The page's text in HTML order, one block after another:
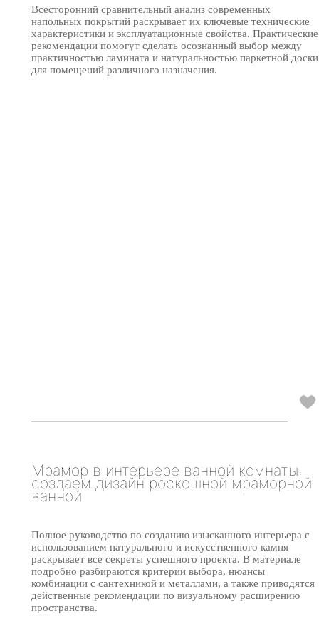
Всесторонний сравнительный анализ современных
напольных покрытий раскрывает их ключевые технические
характеристики и эксплуатационные свойства. Практические
рекомендации помогут сделать осознанный выбор между
практичностью ламината и натуральностью паркетной доски
для помещений различного назначения.
Мрамор в интерьере ванной комнаты:
создаем дизайн роскошной мраморной
ванной
Полное руководство по созданию изысканного интерьера с
использованием натурального и искусственного камня
раскрывает все секреты успешного проекта. В материале
подробно разбираются критерии выбора, нюансы
комбинации с сантехникой и металлами, а также приводятся
действенные рекомендации по визуальному расширению
пространства.